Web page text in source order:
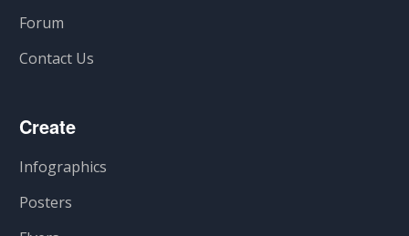
Forum
Contact Us
Create
Infographics
Posters